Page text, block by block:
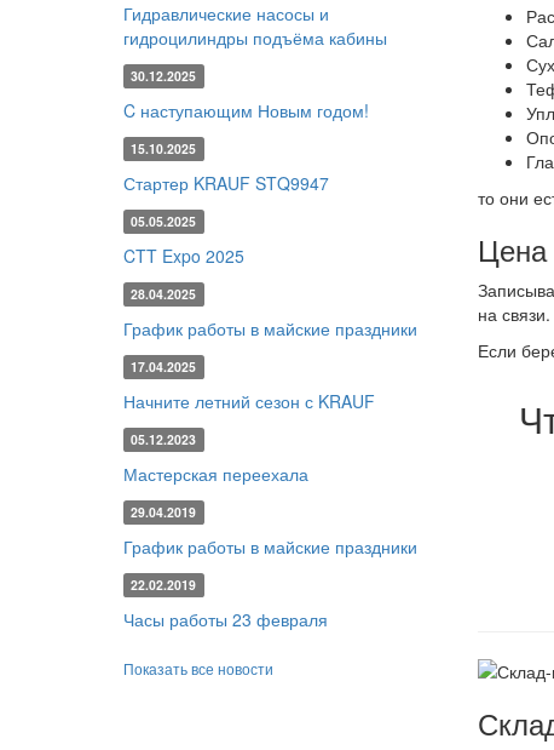
Гидравлические насосы и
гидроцилиндры подъёма кабины
30.12.2025
C наступающим Новым годом!
15.10.2025
Стартер KRAUF STQ9947
05.05.2025
CTT Expo 2025
28.04.2025
График работы в майские праздники
17.04.2025
Начните летний сезон с KRAUF
05.12.2023
Мастерская переехала
29.04.2019
График работы в майские праздники
22.02.2019
Часы работы 23 февраля
Показать все новости
то они
Цена
на связи.
Если